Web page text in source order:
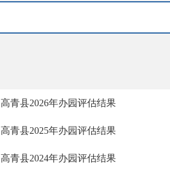
高青县2026年办园评估结果
高青县2025年办园评估结果
高青县2024年办园评估结果